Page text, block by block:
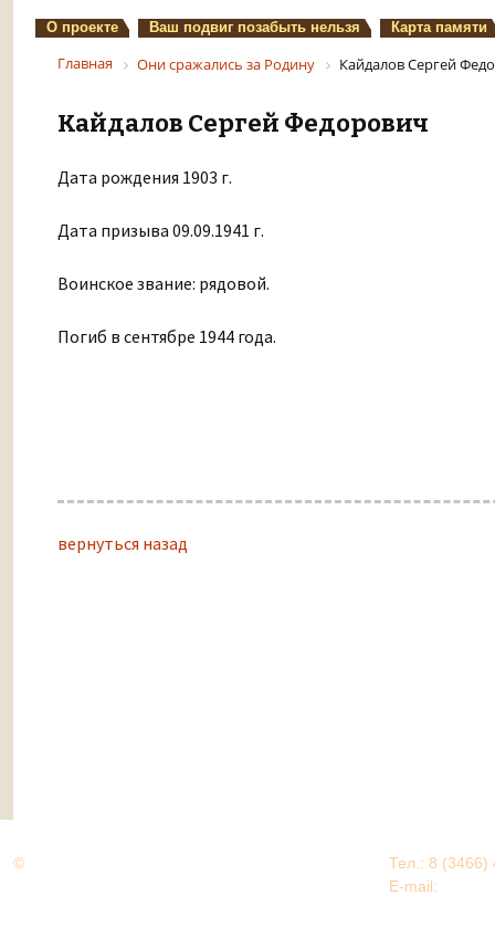
О проекте Ваш подвиг позабыть нельзя Карта памяти
Главная Они сражались за Родину Кайдалов Сергей
Кайдалов Сергей Федорович
Дата рождения 1903 г.
Дата призыва 09.09.1941 г.
Воинское звание: рядовой.
Погиб в сентябре 1944 года.
вернуться назад
©
Тел.: 8 (3466)
E-mail: